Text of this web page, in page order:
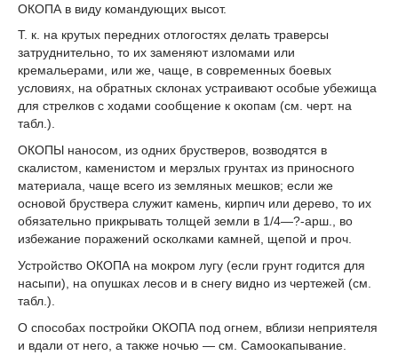
ОКОПА в виду командующих высот.
Т. к. на крутых передних отлогостях делать траверсы
затруднительно, то их заменяют изломами или
кремальерами, или же, чаще, в современных боевых
условиях, на обратных склонах устраивают особые убежища
для стрелков с ходами сообщение к окопам (см. черт. на
табл.).
ОКОПЫ наносом, из одних брустверов, возводятся в
скалистом, каменистом и мерзлых грунтах из приносного
материала, чаще всего из земляных мешков; если же
основой бруствера служит камень, кирпич или дерево, то их
обязательно прикрывать толщей земли в 1/4—?-арш., во
избежание поражений осколками камней, щепой и проч.
Устройство ОКОПА на мокром лугу (если грунт годится для
насыпи), на опушках лесов и в снегу видно из чертежей (см.
табл.).
О способах постройки ОКОПА под огнем, вблизи неприятеля
и вдали от него, а также ночью — см. Самоокапывание.